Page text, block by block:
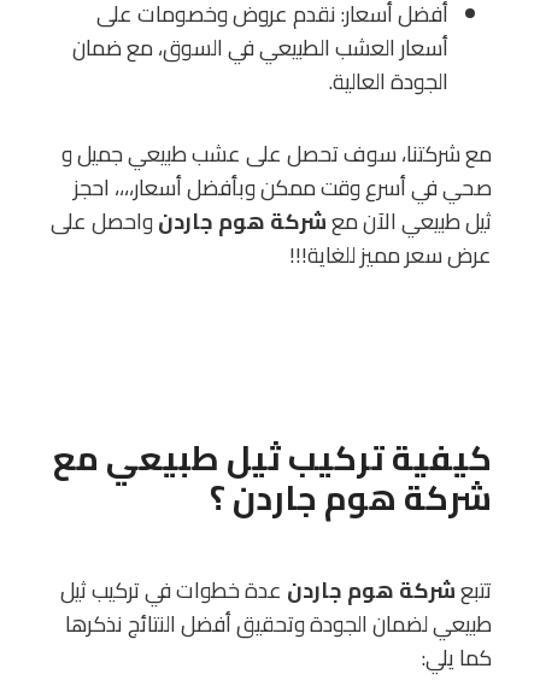
أفضل أسعار: نقدم عروض وخصومات على
أسعار العشب الطبيعي في السوق، مع ضمان
الجودة العالية.
مع شركتنا، سوف تحصل على عشب طبيعي جميل و
صحي في أسرع وقت ممكن وبأفضل أسعار،،،، احجز
ثيل طبيعي الآن معشركة هوم جاردنواحصل على
عرض سعر مميز للغاية!!!
كيفية تركيب ثيل طبيعي مع
شركة هوم جاردن؟
تتبعشركة هوم جاردن عدة خطوات في تركيب ثيل
طبيعي لضمان الجودة وتحقيق أفضل النتائج نذكرها
كما يلي: